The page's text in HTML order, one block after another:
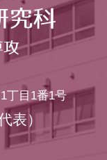
丁目1番1号
表）